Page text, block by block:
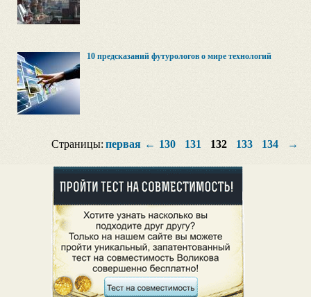
10 предсказаний футурологов о мире технологий
Страницы: первая ← 130 131 132 133 134 →